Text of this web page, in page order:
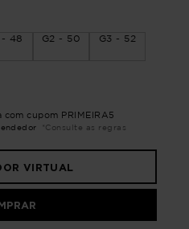
- 48 G2 - 50 G3 - 52
cupom PRIMEIRA5
*Consulte as regras
VIRTUAL